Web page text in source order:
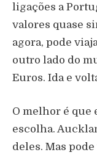
ligações a
valores quase
agora, pode
outro lado do
Euros. Ida e
O melhor é que
escolha.
deles. Mas